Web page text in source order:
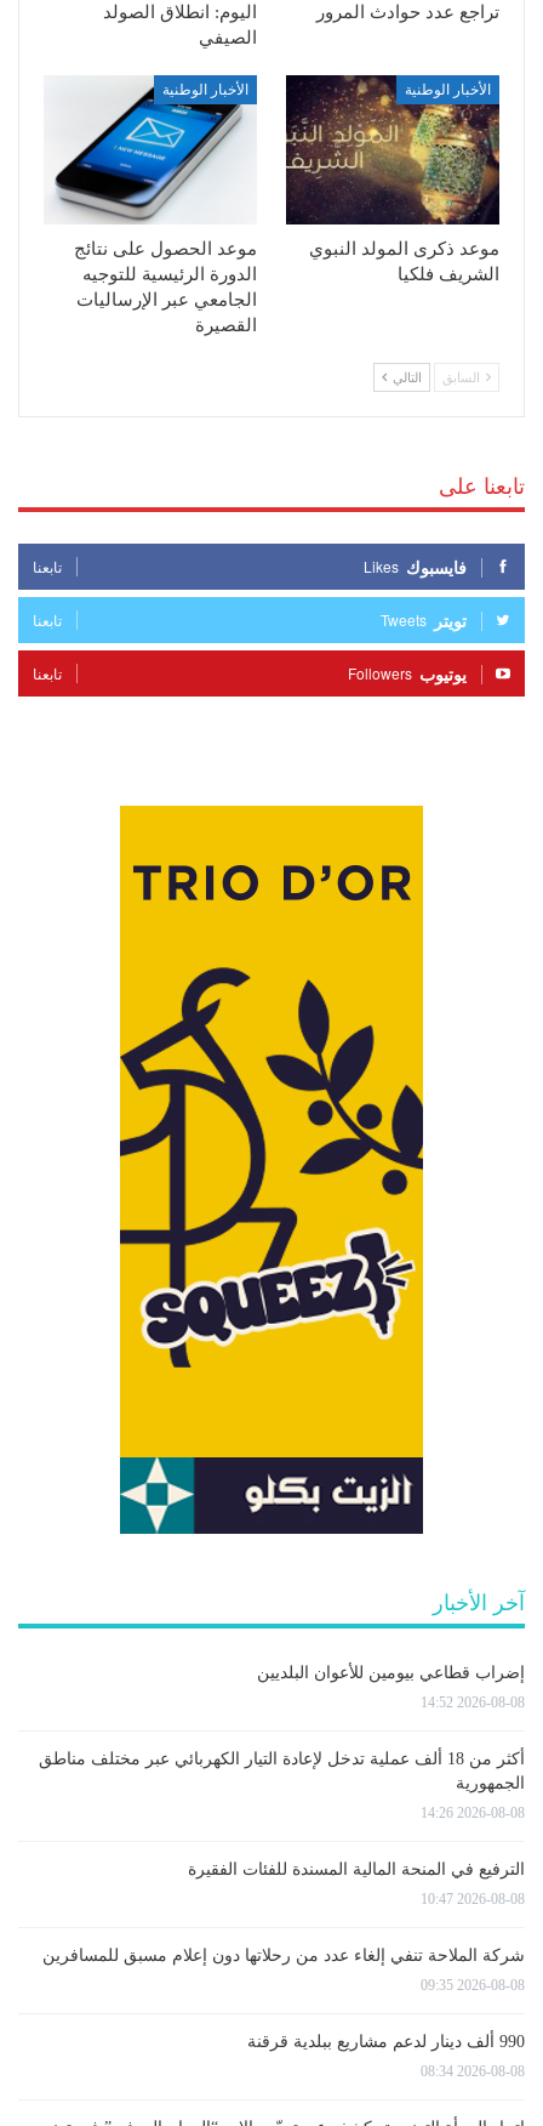
تراجع عدد حوادث المرور
اليوم: انطلاق الصولد
الصيفي
الأخبار الوطنية
موعد ذكرى المولد النبوي
الشريف فلكيا
الأخبار الوطنية
موعد الحصول على نتائج
الدورة الرئيسية للتوجيه
الجامعي عبر الإرساليات
القصيرة
السابق التالي
تابعنا على
فايسبوك Likes تابعنا
تويتر Tweets تابعنا
يوتيوب Followers تابعنا
آخر الأخبار
إضراب قطاعي بيومين للأعوان البلديين
2026-08-08 14:52
أكثر من 18 ألف عملية تدخل لإعادة التيار الكهربائي عبر مختلف مناطق
الجمهورية
2026-08-08 14:26
الترفيع في المنحة المالية المسندة للفئات الفقيرة
2026-08-08 10:47
شركة الملاحة تنفي إلغاء عدد من رحلاتها دون إعلام مسبق للمسافرين
2026-08-08 09:35
990 ألف دينار لدعم مشاريع ببلدية قرقنة
2026-08-08 08:34